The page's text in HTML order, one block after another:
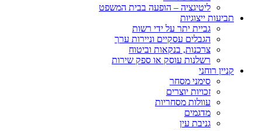
ליטיגציה – הופעה בבית המשפט
תביעות ייצוגיות
גביית יתר על ידי רשות
הגבלים עסקיים וניירות ערך
צרכנות, בנקאות וביטוח
רשלנות עוסק או ספק שירות
קניין רוחני
סימני מסחר
זכויות יוצרים
עוולות מסחריות
מדגמים
גניבת עין